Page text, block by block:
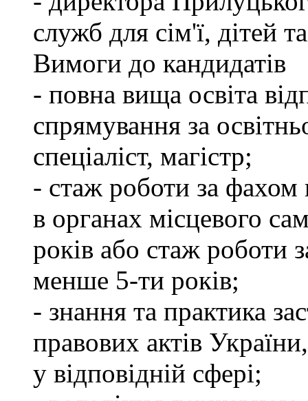
служб для сім'ї, дітей
Вимоги до кандидатів
- повна вища освіта
спрямування за
спеціаліст, магістр;
- стаж роботи за фахом
в органах місцевого
років або стаж роботи
менше 5-ти років;
- знання та практика
правових актів
у відповідній сфері;